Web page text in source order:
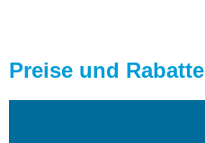
Preise und Rabatte